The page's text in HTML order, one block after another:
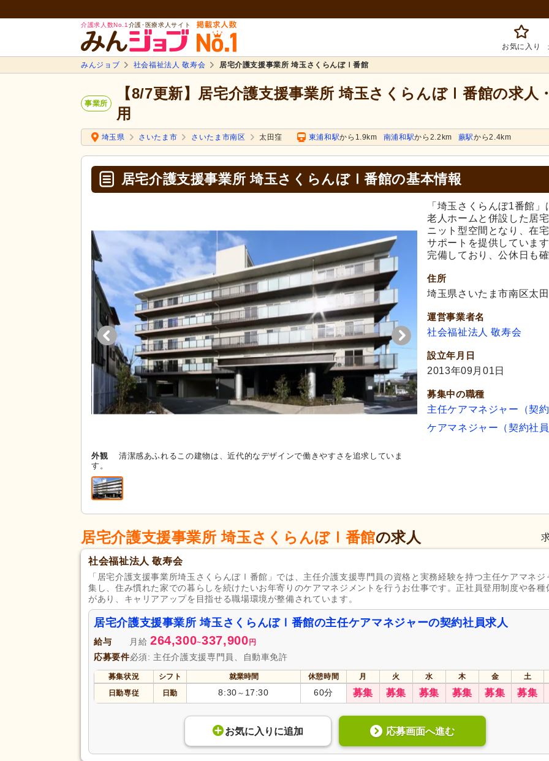
介護求人数No.1 介護･医療求人サイト
お気に入り
みんジョブ 社会福祉法人 敬寿会 居宅介護支援事業所 埼玉さくらんぼⅠ番館
事業所
【8/7更新】居宅介護支援事業所 埼玉さくらんぼⅠ番館の求人
用
埼玉県 さいたま市 さいたま市南区 太田窪 東浦和駅から1.9km 南浦和駅から2.2km 蕨駅から2.4km
居宅介護支援事業所 埼玉さくらんぼⅠ番館の基本情報
外観
清潔感あふれるこの建物は、近代的なデザインで働きやすさを追求していま
す。
「埼玉さくらんぼ1番館
老人ホームと併設した居
ニット型空間となり、在
サポートを提供していま
完備しており、公休日も
住所
埼玉県さいたま市南区太
運営事業者名
社会福祉法人 敬寿会
設立年月日
2013年09月01日
募集中の職種
主任ケアマネジャー（契
ケアマネジャー（契約社
居宅介護支援事業所 埼玉さくらんぼⅠ番館の求人
社会福祉法人 敬寿会
「居宅介護支援事業所埼玉さくらんぼⅠ番館」では、主任介護支援専門員の資格と実務経験を持つ主任ケアマネジ
集し、住み慣れた家での暮らしを続けたいお年寄りのケアマネジメントを行うお仕事です。正社員登用制度や各種
があり、キャリアアップを目指せる職場環境が整備されています。
居宅介護支援事業所 埼玉さくらんぼⅠ番館の主任ケアマネジャーの契約社員求人
給与 月給 264,300~337,900 円
応募要件必須: 主任介護支援専門員、自動車免許
募集状況 シフト 就業時間 休憩時間 月 火 水 木 金
土
日勤専従
日勤 8:30 ～ 17:30 60分 募集 募集 募集 募集 募集 募集
お気に入り に追加 応募画面へ進む